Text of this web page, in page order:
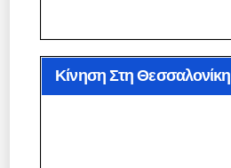
Κίνηση Στη Θεσσαλονίκη